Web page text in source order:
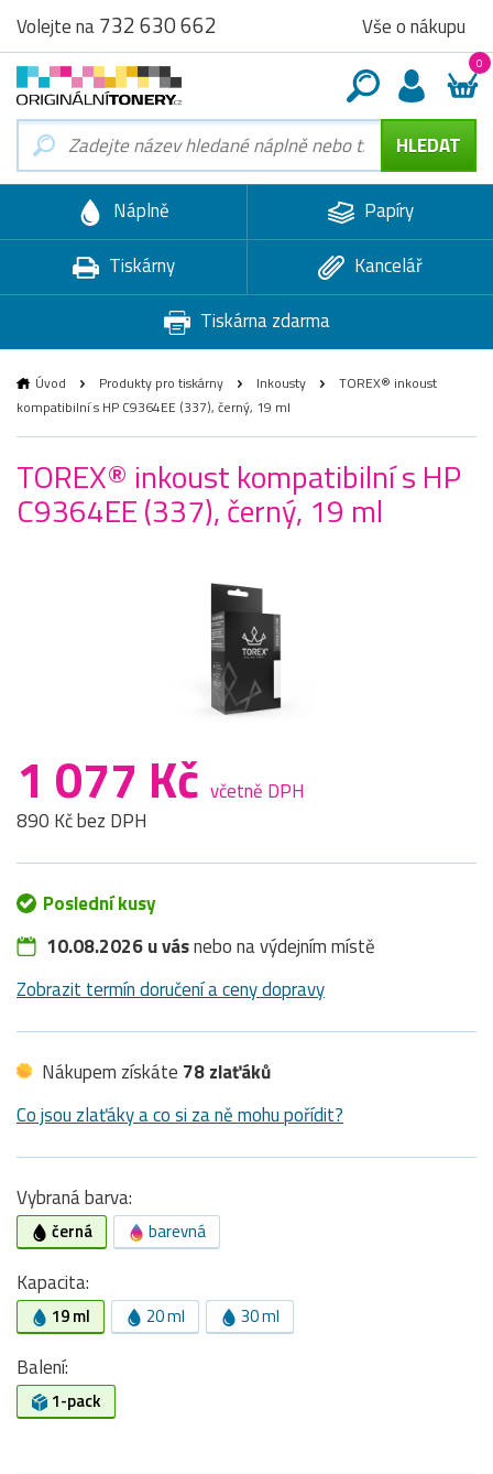
Volejte na732 630 662 Vše o nákupu
0
Náplně
Papíry
Tiskárny
Kancelář
Tiskárna zdarma
Úvod Produkty pro tiskárny Inkousty
TOREX® inkoust
kompatibilní s HP C9364EE (337), černý, 19 ml
TOREX® inkoust kompatibilní s HP
C9364EE (337), černý, 19 ml
1 077 Kč včetně DPH
890 Kč bez DPH
Poslední kusy
10.08.2026 u vásnebo na výdejním místě
Zobrazit termín doručení a ceny dopravy
Nákupem získáte 78 zlaťáků
Co jsou zlaťáky a co si za ně mohu pořídit?
Vybraná barva:
černá barevná
Kapacita:
19 ml 20 ml 30 ml
Balení:
1-pack